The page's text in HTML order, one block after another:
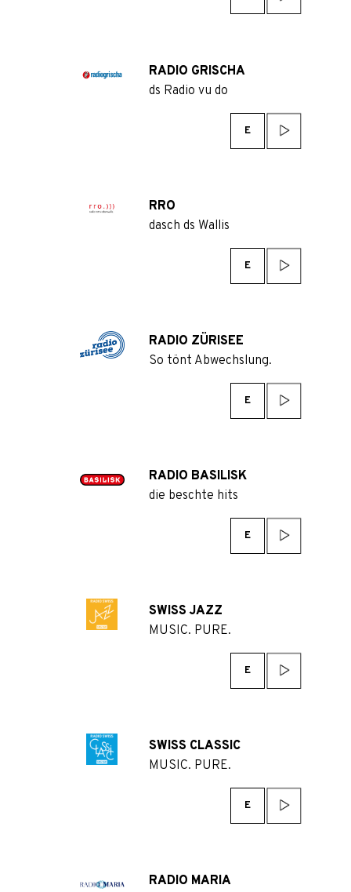
RADIO GRISCHA
ds Radio vu do
E
RRO
dasch ds Wallis
E
RADIO ZÜRISEE
So tönt Abwechslung.
E
RADIO BASILISK
die beschte hits
E
SWISS JAZZ
MUSIC. PURE.
E
SWISS CLASSIC
MUSIC. PURE.
E
RADIO MARIA